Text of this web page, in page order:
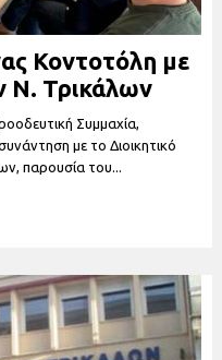
Κοντοτόλη με
Ν. Τρικάλων
Συμμαχία,
με το Διοικητικό
παρουσία του...